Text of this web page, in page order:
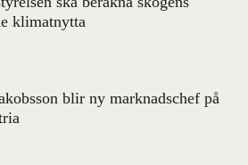
klimatnytta
blir ny marknadschef på